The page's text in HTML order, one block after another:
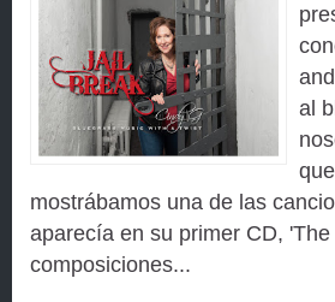
al
mostrábamos una de las
aparecía en su primer CD,
composiciones...